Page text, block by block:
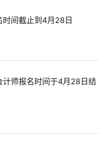
间截止到4月28日
师报名时间于4月28日结